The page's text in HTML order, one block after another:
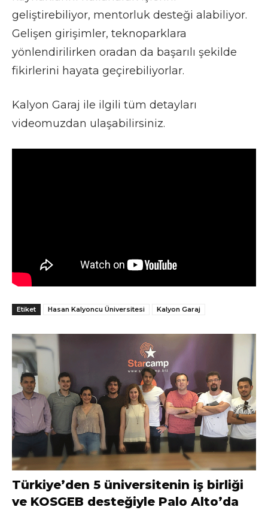
geliştirebiliyor, mentorluk desteği alabiliyor.
Gelişen girişimler, teknoparklara
yönlendirilirken oradan da başarılı şekilde
fikirlerini hayata geçirebiliyorlar.
Kalyon Garaj ile ilgili tüm detayları
videomuzdan ulaşabilirsiniz.
Etiket Hasan Kalyoncu Üniversitesi Kalyon Garaj
Türkiye’den 5 üniversitenin iş birliği
ve KOSGEB desteğiyle Palo Alto’da